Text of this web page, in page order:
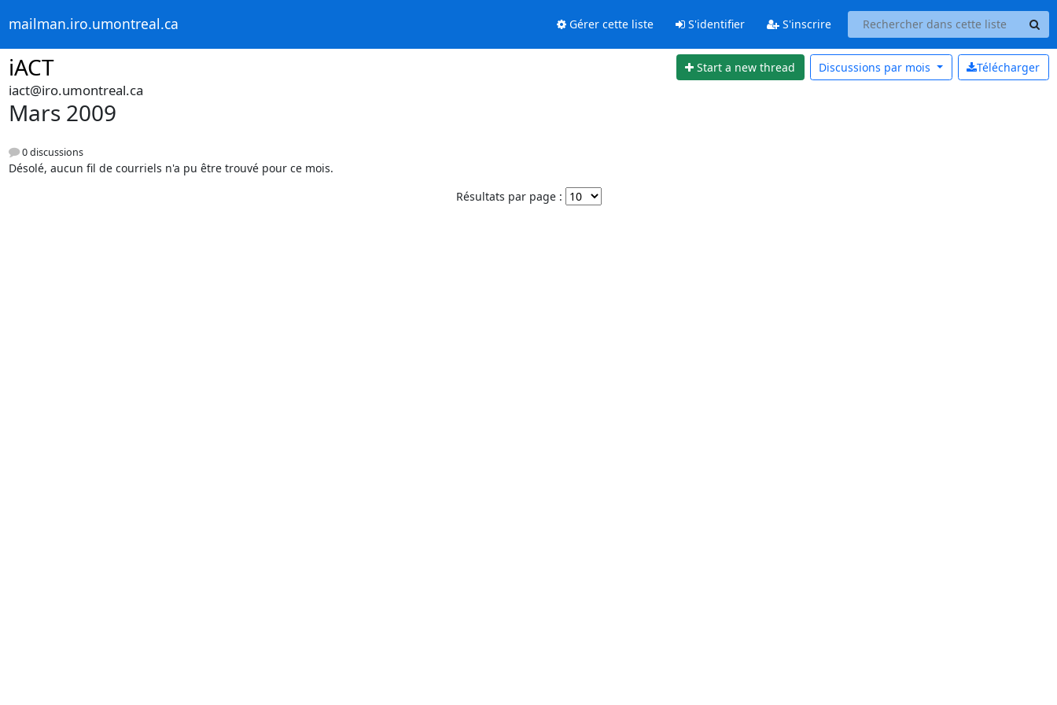
mailman.iro.umontreal.ca Gérer cette liste S'identifier S'inscrire
iACT Start a new thread Télécharger
Discussions par mois
iact@iro.umontreal.ca
Mars 2009
0 discussions
Désolé, aucun fil de courriels n'a pu être trouvé pour ce mois.
Résultats par page :